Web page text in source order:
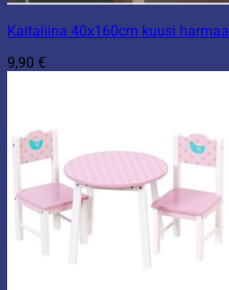
Kaitaliina 40x160cm kuusi harmaa
9,90 €